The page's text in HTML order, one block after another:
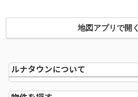
地図アプリで開く
ルナタウンについて